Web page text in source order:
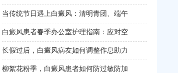
当传统节日遇上白癜风：清明青团、端午
白癜风患者春季办公室护理指南：应对空
长假过后，白癜风病友如何调整作息助力
柳絮花粉季，白癜风患者如何防过敏防加